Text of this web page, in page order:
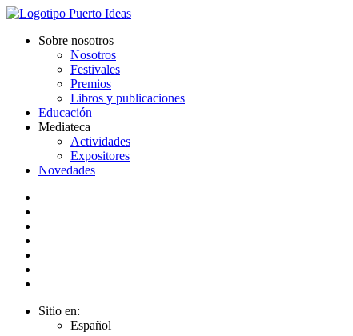
Sobre nosotros
Nosotros
Festivales
Premios
Libros y publicaciones
Educación
Mediateca
Actividades
Expositores
Novedades
Sitio en:
Español